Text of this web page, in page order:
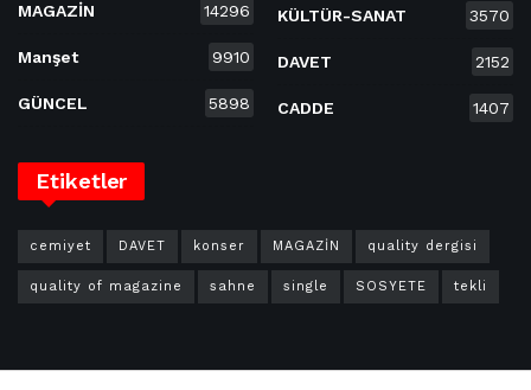
MAGAZİN 14296
Manşet 9910
GÜNCEL 5898
KÜLTÜR-SANAT 3570
DAVET 2152
CADDE 1407
Etiketler
cemiyet DAVET konser MAGAZİN quality dergisi
quality of magazine sahne single SOSYETE tekli